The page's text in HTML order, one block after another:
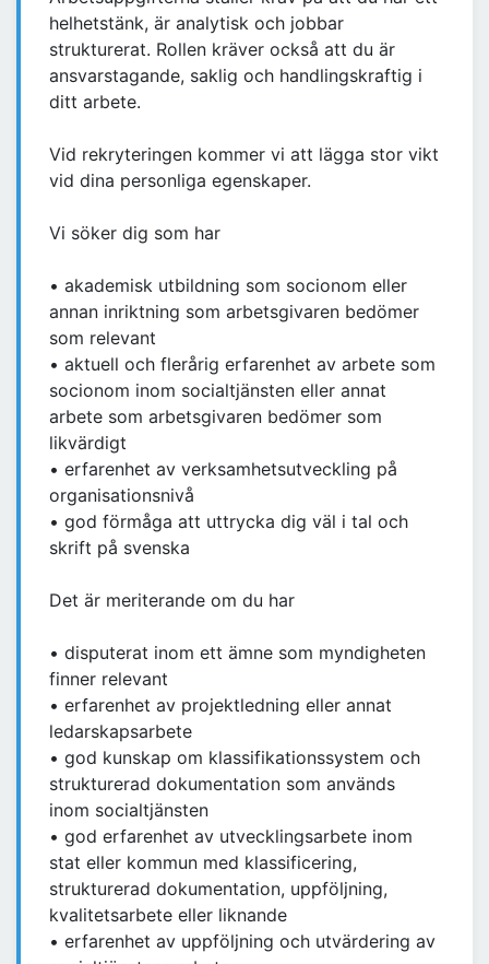
helhetstänk, är analytisk och jobbar
strukturerat. Rollen kräver också att du är
ansvarstagande, saklig och handlingskraftig i
ditt arbete.
Vid rekryteringen kommer vi att lägga stor vikt
vid dina personliga egenskaper.
Vi söker dig som har
• akademisk utbildning som socionom eller
annan inriktning som arbetsgivaren bedömer
som relevant
• aktuell och flerårig erfarenhet av arbete som
socionom inom socialtjänsten eller annat
arbete som arbetsgivaren bedömer som
likvärdigt
• erfarenhet av verksamhetsutveckling på
organisationsnivå
• god förmåga att uttrycka dig väl i tal och
skrift på svenska
Det är meriterande om du har
• disputerat inom ett ämne som myndigheten
finner relevant
• erfarenhet av projektledning eller annat
ledarskapsarbete
• god kunskap om klassifikationssystem och
strukturerad dokumentation som används
inom socialtjänsten
• god erfarenhet av utvecklingsarbete inom
stat eller kommun med klassificering,
strukturerad dokumentation, uppföljning,
kvalitetsarbete eller liknande
• erfarenhet av uppföljning och utvärdering av